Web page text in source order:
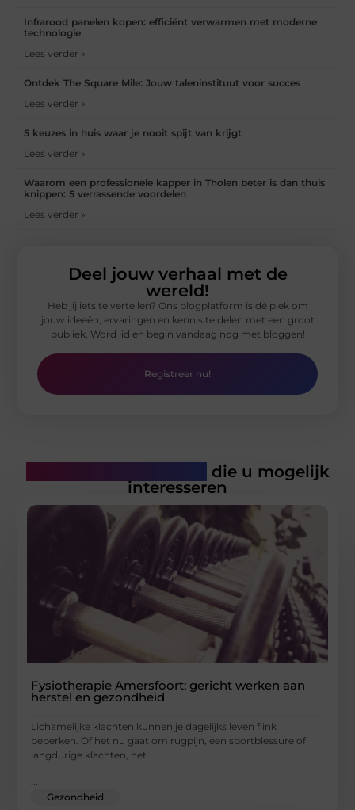
Infrarood panelen kopen: efficiënt verwarmen met moderne
technologie
Lees verder »
Ontdek The Square Mile: Jouw taleninstituut voor succes
Lees verder »
5 keuzes in huis waar je nooit spijt van krijgt
Lees verder »
Waarom een professionele kapper in Tholen beter is dan thuis
knippen: 5 verrassende voordelen
Lees verder »
Deel jouw verhaal met de
wereld!
Heb jij iets te vertellen? Ons blogplatform is dé plek om
jouw ideeën, ervaringen en kennis te delen met een groot
publiek. Word lid en begin vandaag nog met bloggen!
Registreer nu!
die u mogelijk
interesseren
Fysiotherapie Amersfoort: gericht werken aan
herstel en gezondheid
Lichamelijke klachten kunnen je dagelijks leven flink
beperken. Of het nu gaat om rugpijn, een sportblessure of
langdurige klachten, het
Gezondheid